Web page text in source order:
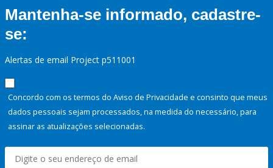
Mantenha-se informado, cadastre-
se:
Alertas de email Project p511001
Concordo com os termos do Aviso de Privacidade e consinto que meus
dados pessoais sejam processados, na medida do necessário, para
assinar as atualizações selecionadas.